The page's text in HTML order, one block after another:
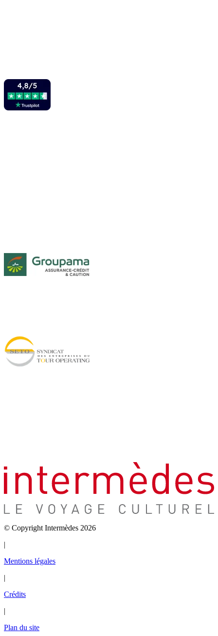
© Copyright Intermèdes 2026
|
Mentions légales
|
Crédits
|
Plan du site